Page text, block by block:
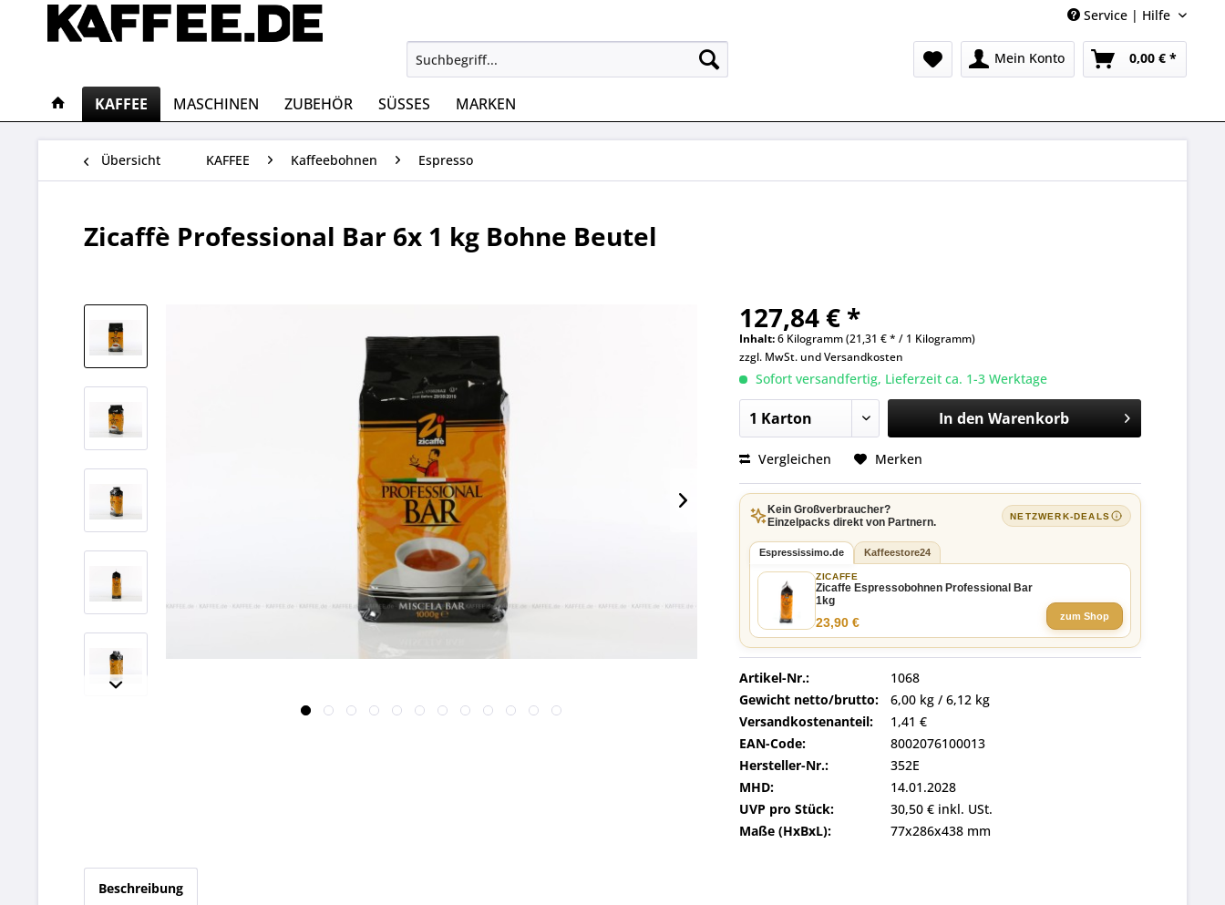
Service | Hilfe
Mein Konto 0,00 € *
KAFFEE MASCHINEN ZUBEHÖR SÜSSES MARKEN
Übersicht KAFFEE Kaffeebohnen Espresso
Zicaffè Professional Bar 6x 1 kg Bohne Beutel
127,84 € *
Inhalt:6 Kilogramm (21,31 € * / 1 Kilogramm)
zzgl. MwSt. undVersandkosten
Sofort versandfertig, Lieferzeit ca. 1-3 Werktage
In den Warenkorb
Vergleichen Merken
Kein Großverbraucher?
Einzelpacks direkt von Partnern.
NETZWERK-DEALS
Espressissimo.de Kaffeestore24
ZICAFFE
Zicaffe Espressobohnen Professional Bar
1kg
23,90 € zum Shop
Artikel-Nr.:
1068
Gewicht netto/brutto:
6,00 kg / 6,12 kg
Versandkostenanteil:
1,41 €
EAN-Code:
8002076100013
Hersteller-Nr.:
352E
MHD:
14.01.2028
UVP pro Stück:
30,50 € inkl. USt.
Maße (HxBxL):
77x286x438 mm
Beschreibung